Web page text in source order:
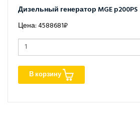
Дизельный генератор MGE p200PS
Цена: 4588681₽
В корзину